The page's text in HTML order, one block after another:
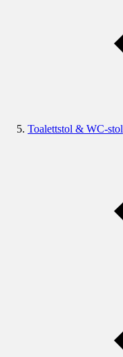
Toalettstol & WC-stol